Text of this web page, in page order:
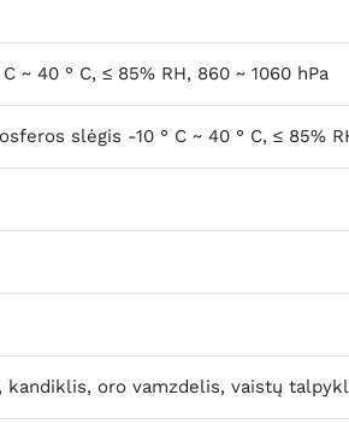
C ~ 40 ° C, ≤ 85% RH, 860 ~ 1060 hPa
slėgis -10 ° C ~ 40 ° C, ≤ 85%
kandiklis, oro vamzdelis, vaistų